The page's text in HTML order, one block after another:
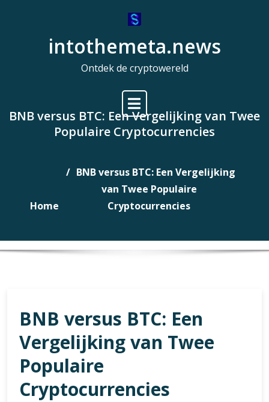
intothemeta.news
Ontdek de cryptowereld
BNB versus BTC: Een Vergelijking van Twee
Populaire Cryptocurrencies
Home
BNB versus BTC: Een Vergelijking
van Twee Populaire
Cryptocurrencies
BNB versus BTC: Een
Vergelijking van Twee
Populaire
Cryptocurrencies